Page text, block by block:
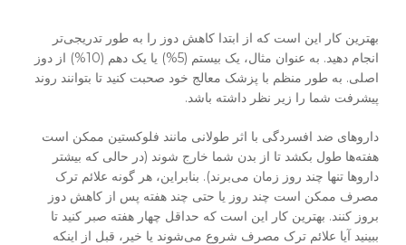
بهترین کار این است که از ابتدا کاهش دوز را به طور تدریجی‌تر
انجام دهید. به عنوان مثال، یک بیستم (5%) یا یک دهم (10%) از دوز
اصلی. به طور منظم با پزشک معالج خود صحبت کنید تا بتوانند روند
پیشرفت شما را زیر نظر داشته باشد.
داروهای ضد افسردگی با اثر طولانی مانند فلوکستین ممکن است
هفته‌ها طول بکشد تا از بدن شما خارج شوند (در حالی که بیشتر
داروها تنها چند روز زمان می‌برند). بنابراین، هر گونه علائم ترک
مصرف ممکن است چند روز یا حتی چند هفته پس از کاهش دوز
بروز کنند. بهترین کار این است که حداقل چهار هفته صبر کنید تا
ببینید آیا علائم ترک مصرف شروع می‌شوند یا خیر، قبل از اینکه